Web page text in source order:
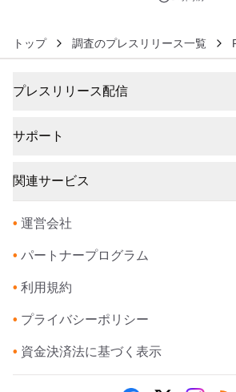
トップ 調査のプレスリリース一覧
プレスリリース配信
サポート
関連サービス
• 運営会社
• パートナープログラム
• 利用規約
• プライバシーポリシー
• 資金決済法に基づく表示